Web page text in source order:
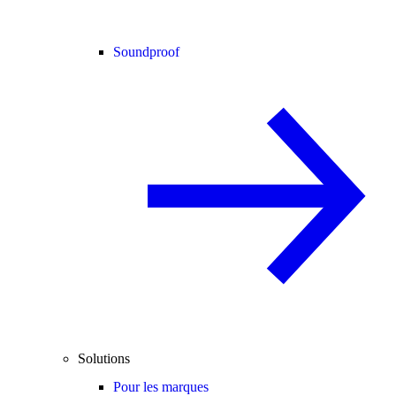
Soundproof
Solutions
Pour les marques